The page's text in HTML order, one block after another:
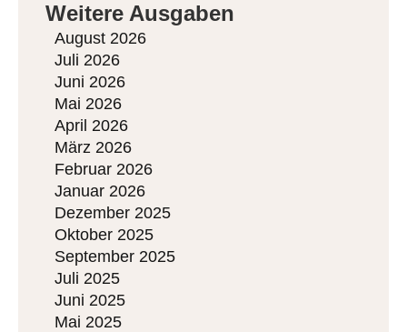
Weitere Ausgaben
August 2026
Juli 2026
Juni 2026
Mai 2026
April 2026
März 2026
Februar 2026
Januar 2026
Dezember 2025
Oktober 2025
September 2025
Juli 2025
Juni 2025
Mai 2025